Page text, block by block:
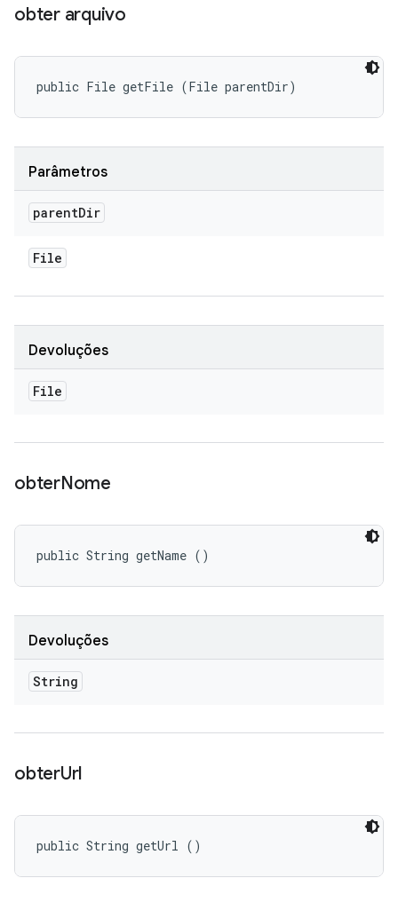
obter arquivo
public File getFile (File parentDir)
Parâmetros
parentDir
File
Devoluções
File
obterNome
public String getName ()
Devoluções
String
obterUrl
public String getUrl ()